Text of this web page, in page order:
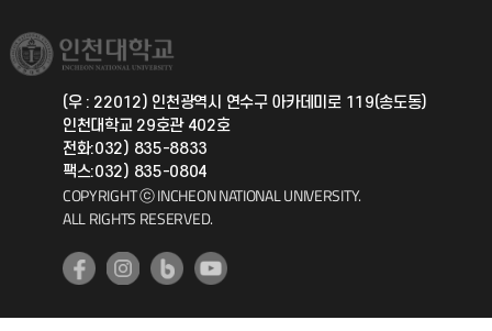
취업정보(학생)
총동문회
국제지원과
공자아카데미
기초교육원
(우 : 22012) 인천광역시 연수구 아카데미로 119(송도동)
인천대학교 29호관 402호
전화:032) 835-8833
팩스:032) 835-0804
COPYRIGHT ⓒ INCHEON NATIONAL UNIVERSITY.
ALL RIGHTS RESERVED.